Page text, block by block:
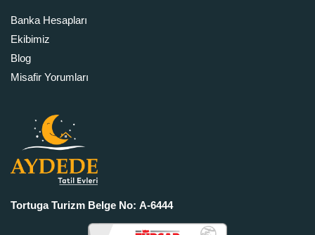
Banka Hesapları
Ekibimiz
Blog
Misafir Yorumları
Tortuga Turizm Belge No: A-6444